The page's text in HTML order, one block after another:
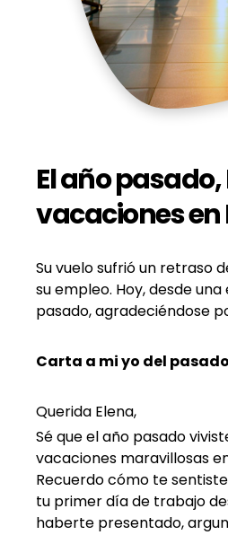
El año
vacaciones
Su vuelo sufrió un retraso
su empleo. Hoy, desde
pasado, agradeciéndose
Carta a mi yo del
Querida Elena,
Sé que el año pasado
vacaciones maravillosas
Recuerdo cómo te
tu primer día de trabajo
haberte presentado,